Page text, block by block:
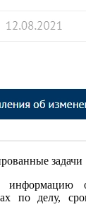
задачи
информацию
по делу,